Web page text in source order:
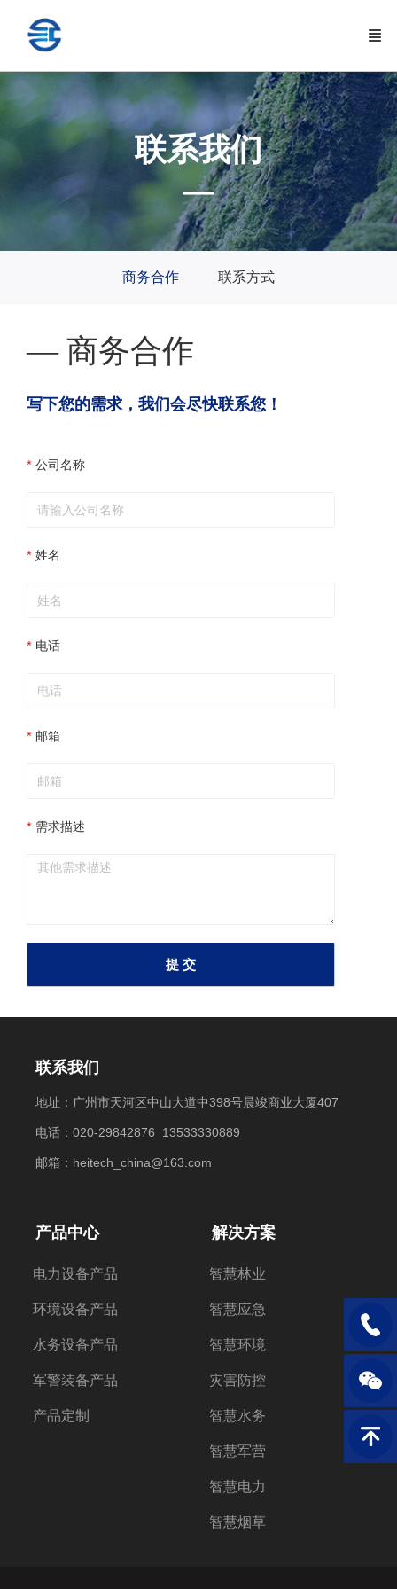
联系我们
—
商务合作 联系方式
— 商务合作
写下您的需求，我们会尽快联系您！
公司名称
姓名
电话
邮箱
需求描述
提 交
联系我们
地址：广州市天河区中山大道中398号晨竣商业大厦407
电话：020-29842876 13533330889
邮箱：heitech_china@163.com
产品中心
电力设备产品
环境设备产品
水务设备产品
军警装备产品
产品定制
解决方案
智慧林业
智慧应急
智慧环境
灾害防控
智慧水务
智慧军营
智慧电力
智慧烟草
电话
返回